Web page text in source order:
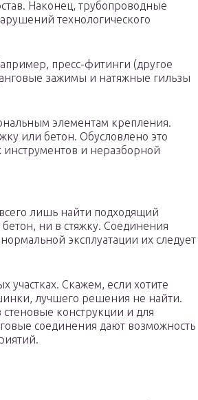
Наконец, трубопроводные
технологического
пресс-фитинги (другое
зажимы и натяжные гильзы
элементам крепления.
или бетон. Обусловлено это
и неразборной
лишь найти подходящий
ни в стяжку. Соединения
эксплуатации их следует
участках. Скажем, если хотите
лучшего решения не найти.
стеновые конструкции и для
соединения дают возможность